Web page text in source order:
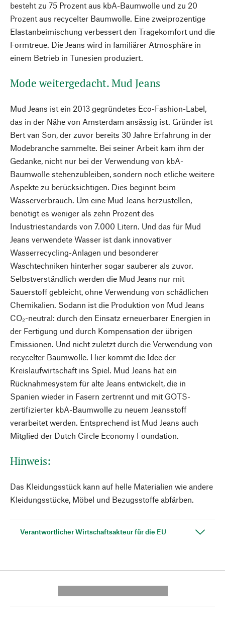
besteht zu 75 Prozent aus kbA-Baumwolle und zu 20
Prozent aus recycelter Baumwolle. Eine zweiprozentige
Elastanbeimischung verbessert den Tragekomfort und die
Formtreue. Die Jeans wird in familiärer Atmosphäre in
einem Betrieb in Tunesien produziert.
Mode weitergedacht. Mud Jeans
Mud Jeans ist ein 2013 gegründetes Eco-Fashion-Label,
das in der Nähe von Amsterdam ansässig ist. Gründer ist
Bert van Son, der zuvor bereits 30 Jahre Erfahrung in der
Modebranche sammelte. Bei seiner Arbeit kam ihm der
Gedanke, nicht nur bei der Verwendung von kbA-
Baumwolle stehenzubleiben, sondern noch etliche weitere
Aspekte zu berücksichtigen. Dies beginnt beim
Wasserverbrauch. Um eine Mud Jeans herzustellen,
benötigt es weniger als zehn Prozent des
Industriestandards von 7.000 Litern. Und das für Mud
Jeans verwendete Wasser ist dank innovativer
Wasserrecycling-Anlagen und besonderer
Waschtechniken hinterher sogar sauberer als zuvor.
Selbstverständlich werden die Mud Jeans nur mit
Sauerstoff gebleicht, ohne Verwendung von schädlichen
Chemikalien. Sodann ist die Produktion von Mud Jeans
CO₂-neutral: durch den Einsatz erneuerbarer Energien in
der Fertigung und durch Kompensation der übrigen
Emissionen. Und nicht zuletzt durch die Verwendung von
recycelter Baumwolle. Hier kommt die Idee der
Kreislaufwirtschaft ins Spiel. Mud Jeans hat ein
Rücknahmesystem für alte Jeans entwickelt, die in
Spanien wieder in Fasern zertrennt und mit GOTS-
zertifizierter kbA-Baumwolle zu neuem Jeansstoff
verarbeitet werden. Entsprechend ist Mud Jeans auch
Mitglied der Dutch Circle Economy Foundation.
Hinweis:
Das Kleidungsstück kann auf helle Materialien wie andere
Kleidungsstücke, Möbel und Bezugsstoffe abfärben.
Verantwortlicher Wirtschaftsakteur für die EU